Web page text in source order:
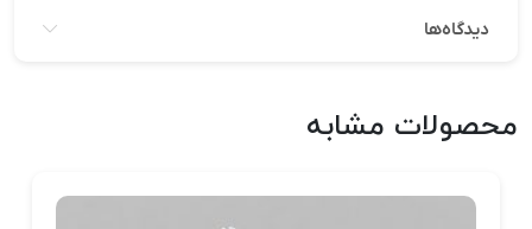
دیدگاه‌ها
محصولات مشابه